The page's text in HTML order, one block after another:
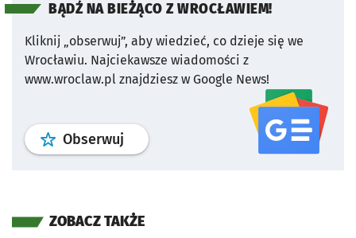
BĄDŹ NA BIEŻĄCO Z WROCŁAWIEM!
Kliknij „obserwuj”, aby wiedzieć, co dzieje się we
Wrocławiu. Najciekawsze wiadomości z
www.wroclaw.pl znajdziesz w Google News!
Obserwuj profil serwisu
ZOBACZ TAKŻE